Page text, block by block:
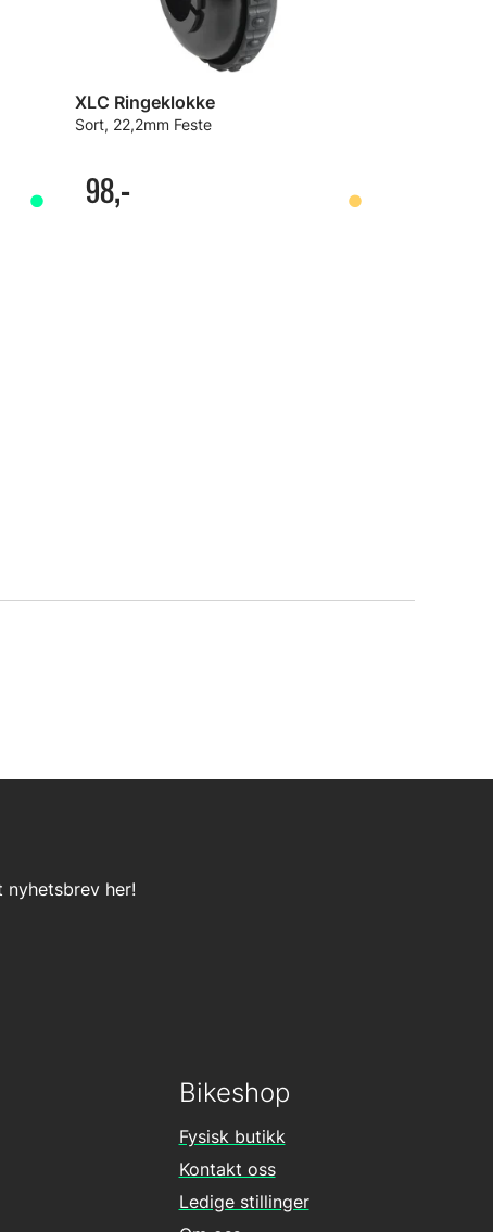
XLC Ringeklokke
Sort, 22,2mm Feste
98,-
her!
Bikeshop
Fysisk butikk
Kontakt oss
Ledige stillinger